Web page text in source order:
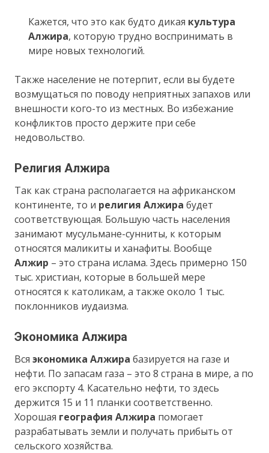
Кажется, что это как будто дикая культура
Алжира, которую трудно воспринимать в
мире новых технологий.
Также население не потерпит, если вы будете
возмущаться по поводу неприятных запахов или
внешности кого-то из местных. Во избежание
конфликтов просто держите при себе
недовольство.
Религия Алжира
Так как страна располагается на африканском
континенте, то и религия Алжира будет
соответствующая. Большую часть населения
занимают мусульмане-сунниты, к которым
относятся маликиты и ханафиты. Вообще
Алжир – это страна ислама. Здесь примерно 150
тыс. христиан, которые в большей мере
относятся к католикам, а также около 1 тыс.
поклонников иудаизма.
Экономика Алжира
Всяэкономика Алжира базируется на газе и
нефти. По запасам газа – это 8 страна в мире, а по
его экспорту 4. Касательно нефти, то здесь
держится 15 и 11 планки соответственно.
Хорошая география Алжира помогает
разрабатывать земли и получать прибыть от
сельского хозяйства.